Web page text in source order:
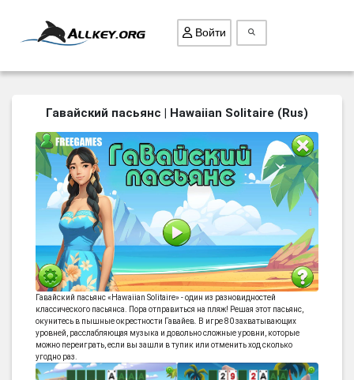
ВСЕ ИГРЫ
ПОИСК ПРЕДМЕТОВ
ГОЛОВОЛОМКИ
БИЗНЕС
ТРИ-В-РЯД
СТРАТЕГИИ
СТРЕЛЯЛКИ
КВЕСТ
КАК СКАЧАТЬ
НОВОСТИ
Войти
Гавайский пасьянс | Hawaiian Solitaire (Rus)
Гавайский пасьянс «Hawaiian Solitaire» - один из разновидностей
классического пасьянса. Пора отправиться на пляж! Решая этот пасьянс,
окунитесь в пышные окрестности Гавайев. В игре 80 захватывающих
уровней, расслабляющая музыка и довольно сложные уровни, которые
можно переиграть, если вы зашли в тупик или отменить ход сколько
угодно раз.